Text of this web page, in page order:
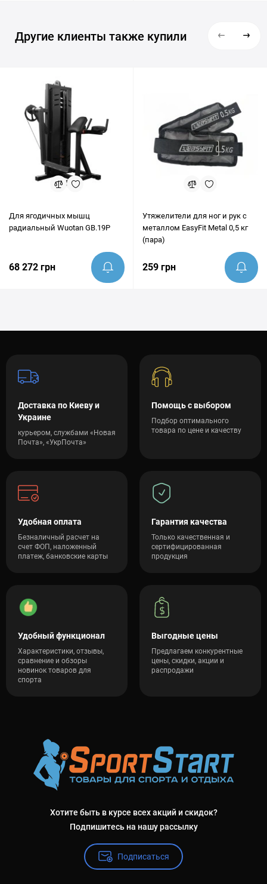
Другие клиенты также купили
Для ягодичных мышц
радиальный Wuotan GB.19P
68 272 грн
Утяжелители для ног и рук с
металлом EasyFit Metal 0,5 кг
(пара)
259 грн
Доставка по Киеву и
Украине
курьером, службами «Новая
Почта», «УкрПочта»
Помощь с выбором
Подбор оптимального
товара по цене и качеству
Удобная оплата
Безналичный расчет на
счет ФОП, наложенный
платеж, банковские карты
Гарантия качества
Только качественная и
сертифицированная
продукция
Удобный функционал
Характеристики, отзывы,
сравнение и обзоры
новинок товаров для
спорта
Выгодные цены
Предлагаем конкурентные
цены, скидки, акции и
распродажи
Хотите быть в курсе всех акций и скидок?
Подпишитесь на нашу рассылку
Подписаться